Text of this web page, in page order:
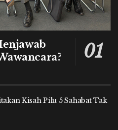
Kisah Pilu 5 Sahabat Tak